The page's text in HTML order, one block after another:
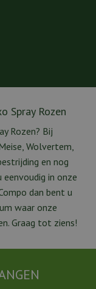
Spray Rozen
Rozen? Bij
Wolvertem,
en nog
in onze
dan bent u
waar onze
Graag tot ziens!